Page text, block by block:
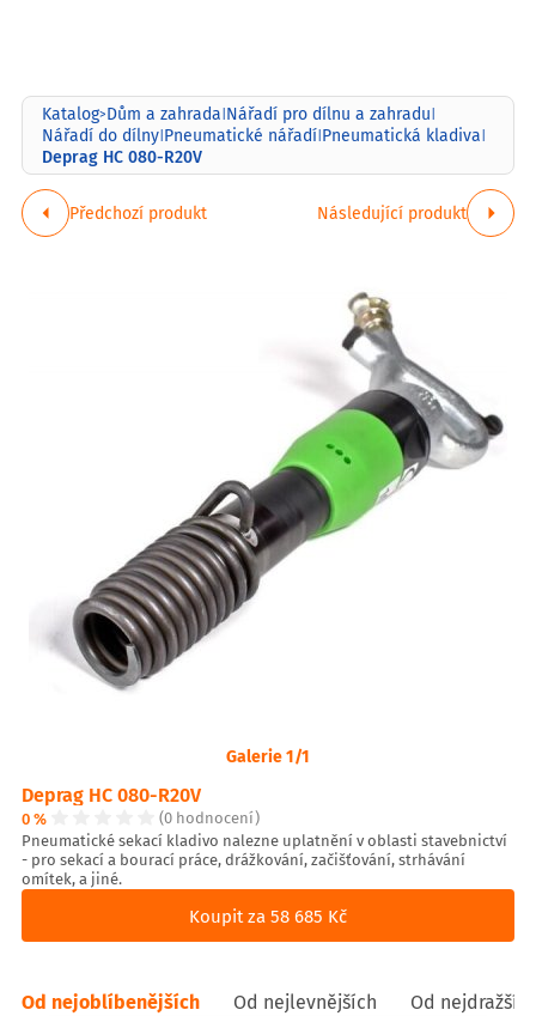
Katalog>Dům a zahrada|Nářadí pro dílnu a zahradu|
Nářadí do dílny|Pneumatické nářadí|Pneumatická kladiva|
Deprag HC 080-R20V
Předchozí produkt Následující produkt
Galerie 1/1
Deprag HC 080-R20V
0 %
(0 hodnocení)
Pneumatické sekací kladivo nalezne uplatnění v oblasti stavebnictví
- pro sekací a bourací práce, drážkování, začišťování, strhávání
omítek, a jiné.
Koupit za 58 685 Kč
Od nejoblíbenějších Od nejlevnějších Od